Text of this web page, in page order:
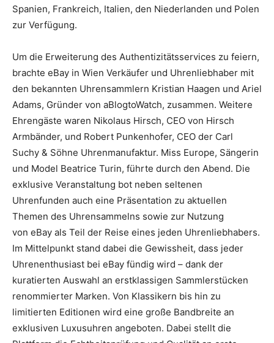
Spanien, Frankreich, Italien, den Niederlanden und Polen
zur Verfügung.
​Um die Erweiterung des Authentizitätsservices zu feiern,
brachte eBay in Wien Verkäufer und Uhrenliebhaber mit
den bekannten Uhrensammlern Kristian Haagen und Ariel
Adams, Gründer von aBlogtoWatch, zusammen. Weitere
Ehrengäste waren Nikolaus Hirsch, CEO von Hirsch
Armbänder, und Robert Punkenhofer, CEO der Carl
Suchy & Söhne Uhrenmanufaktur. Miss Europe, Sängerin
und Model Beatrice Turin, führte durch den Abend. Die
exklusive Veranstaltung bot neben seltenen
Uhrenfunden auch eine Präsentation zu aktuellen
Themen des Uhrensammelns sowie zur Nutzung
von eBay als Teil der Reise eines jeden Uhrenliebhabers.
Im Mittelpunkt stand dabei die Gewissheit, dass jeder
Uhrenenthusiast bei eBay fündig wird – dank der
kuratierten Auswahl an erstklassigen Sammlerstücken
renommierter Marken. Von Klassikern bis hin zu
limitierten Editionen wird eine große Bandbreite an
exklusiven Luxusuhren angeboten. Dabei stellt die